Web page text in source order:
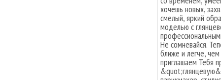
хочешь новых,
смелый, яркий
моделью с
Не сомневайся.
ближе и легче,
приглашаем Тебя